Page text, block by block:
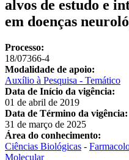
alvos de estudo e
em doenças
Processo:
18/07366-4
Modalidade de apoio:
Auxílio à Pesquisa - Temático
Data de Início da vigência:
01 de abril de 2019
Data de Término da vigência:
31 de março de 2025
Área do conhecimento:
Ciências Biológicas -
Molecular